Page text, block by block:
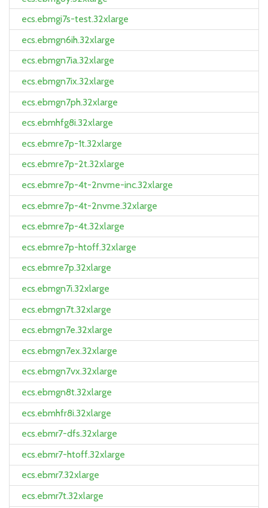
ecs.ebmgi7s-test.32xlarge
ecs.ebmgn6ih.32xlarge
ecs.ebmgn7ia.32xlarge
ecs.ebmgn7ix.32xlarge
ecs.ebmgn7ph.32xlarge
ecs.ebmhfg8i.32xlarge
ecs.ebmre7p-1t.32xlarge
ecs.ebmre7p-2t.32xlarge
ecs.ebmre7p-4t-2nvme-inc.32xlarge
ecs.ebmre7p-4t-2nvme.32xlarge
ecs.ebmre7p-4t.32xlarge
ecs.ebmre7p-htoff.32xlarge
ecs.ebmre7p.32xlarge
ecs.ebmgn7i.32xlarge
ecs.ebmgn7t.32xlarge
ecs.ebmgn7e.32xlarge
ecs.ebmgn7ex.32xlarge
ecs.ebmgn7vx.32xlarge
ecs.ebmgn8t.32xlarge
ecs.ebmhfr8i.32xlarge
ecs.ebmr7-dfs.32xlarge
ecs.ebmr7-htoff.32xlarge
ecs.ebmr7.32xlarge
ecs.ebmr7t.32xlarge